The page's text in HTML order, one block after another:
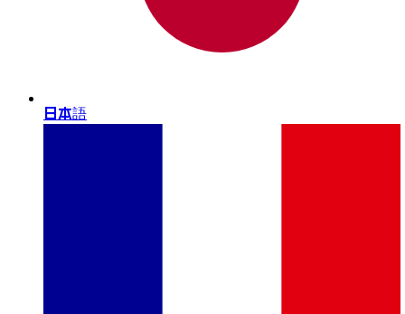
日本語